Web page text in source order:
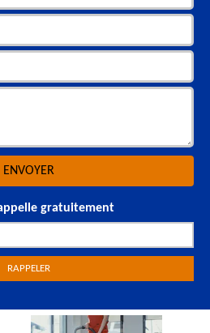
gratuitement